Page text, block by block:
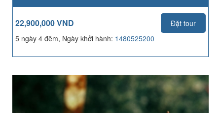
22,900,000 VND
Đặt tour
5 ngày 4 đêm, Ngày khởi hành: 1480525200